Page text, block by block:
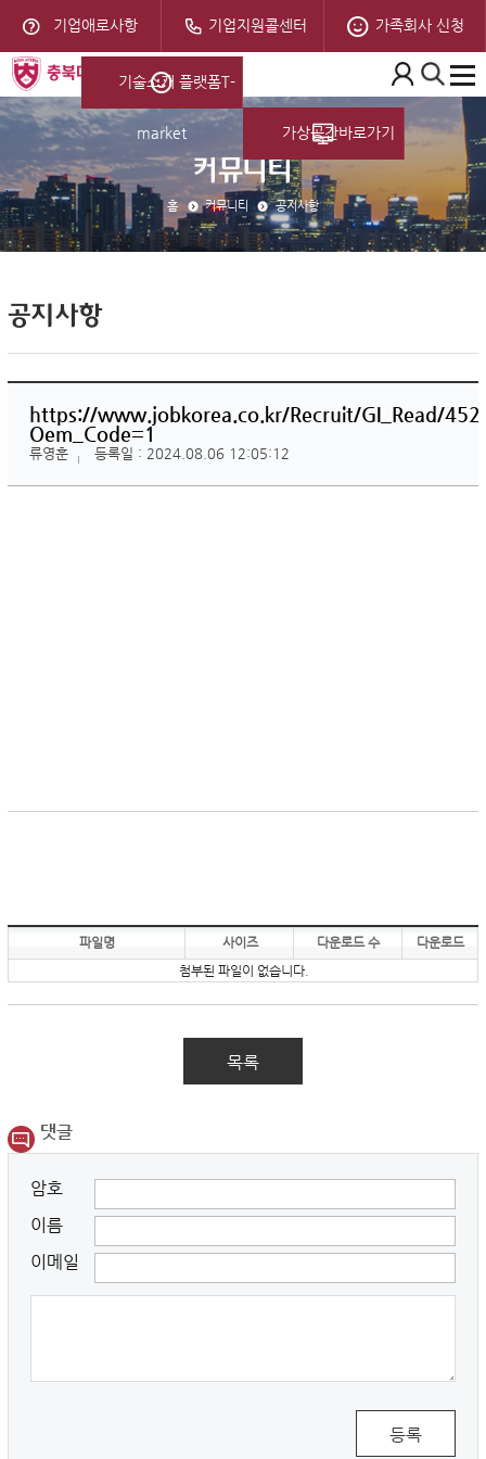
기업애로사항 기업지원콜센터 가족회사 신청
기술소개 플랫폼T-
market 가상공간바로가기
커뮤니티
홈 커뮤니티 공지사항
공지사항
https://www.jobkorea.co.kr/Recruit/GI_Read/
Oem_Code=1
류영훈 등록일 : 2024.08.06 12:05:12
파일명 사이즈 다운로드 수
다운로드
첨부된 파일이 없습니다.
목록
댓글
암호
이름
이메일
등록